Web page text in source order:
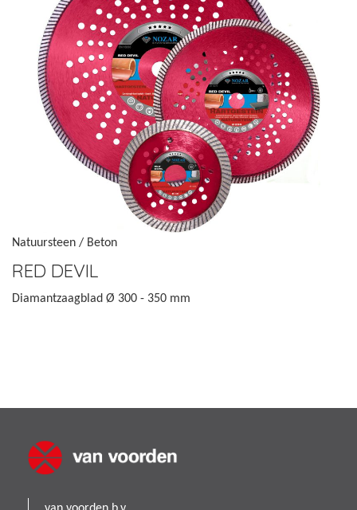
Natuursteen / Beton
RED DEVIL
Diamantzaagblad Ø 300 - 350 mm